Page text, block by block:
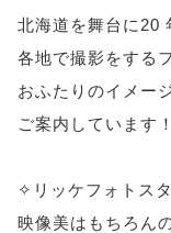
北海道を舞台に20
各地で撮影をする
おふたりのイメー
ご案内しています！
✧リッケフォトス
映像美はもちろん